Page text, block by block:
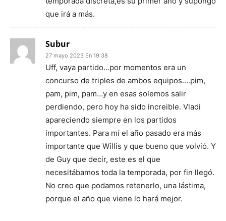
que irá a más.
Subur
27 mayo 2023 En 19:38
Uff, vaya partido…por momentos era un
concurso de triples de ambos equipos….pim,
pam, pim, pam…y en esas solemos salir
perdiendo, pero hoy ha sido increible. Vladi
apareciendo siempre en los partidos
importantes. Para mí el año pasado era más
importante que Willis y que bueno que volvió. Y
de Guy que decir, este es el que
necesitábamos toda la temporada, por fin llegó.
No creo que podamos retenerlo, una lástima,
porque el año que viene lo hará mejor.